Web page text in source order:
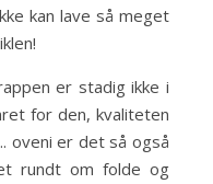
kan lave så meget
er stadig ikke i
for den, kvaliteten
oveni er det så også
rundt om folde og